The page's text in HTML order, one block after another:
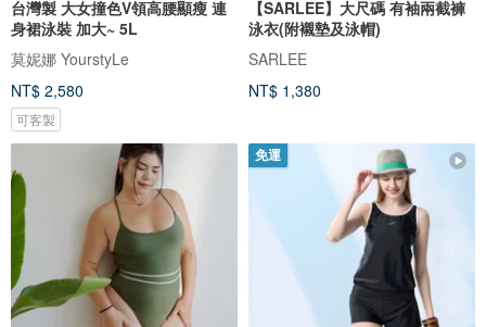
台灣製 大女撞色V領高腰顯瘦 連
身裙泳裝 加大~ 5L
莫妮娜 YourstyLe
NT$ 2,580
可客製
【SARLEE】大尺碼 有袖兩截褲
泳衣(附襯墊及泳帽)
SARLEE
NT$ 1,380
免運